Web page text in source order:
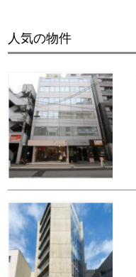
人気の物件